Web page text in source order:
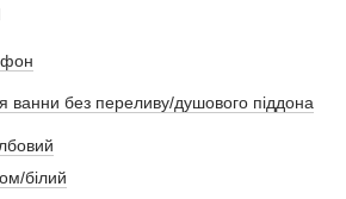
ванни без переливу/душового піддона
білий